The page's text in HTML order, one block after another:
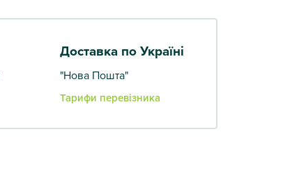
Доставка по Україні
"Нова Пошта"
Тарифи перевізника